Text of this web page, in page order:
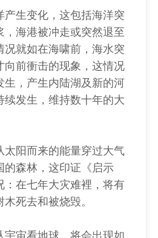
产生变化，这包括海洋突
，海港被冲走或突然退至
况就如在海啸前，海水突
向前衝击的现象，这情况
生，产生内陆湖及新的河
续发生，维持数十年的大
太阳而来的能量穿过大气
的森林，这印证《启示
：在七年大灾难裡，将有
死去和被烧毁。
宇宙看地球，将会出现如